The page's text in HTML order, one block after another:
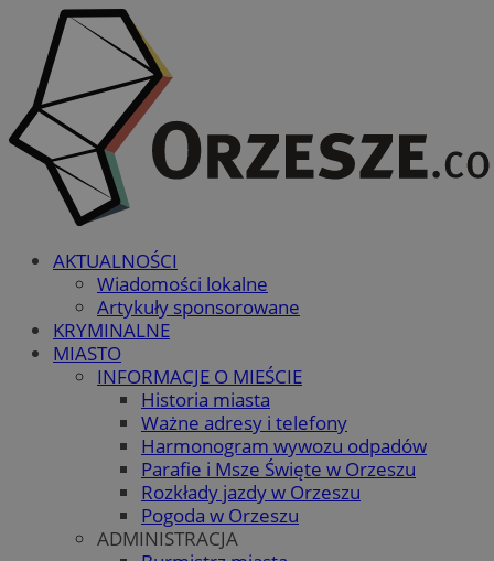
AKTUALNOŚCI
Wiadomości lokalne
Artykuły sponsorowane
KRYMINALNE
MIASTO
INFORMACJE O MIEŚCIE
Historia miasta
Ważne adresy i telefony
Harmonogram wywozu odpadów
Parafie i Msze Święte w Orzeszu
Rozkłady jazdy w Orzeszu
Pogoda w Orzeszu
ADMINISTRACJA